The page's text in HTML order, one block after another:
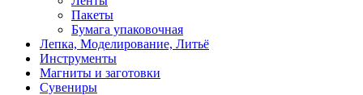
Пакеты
Бумага упаковочная
Лепка, Моделирование, Литьё
Инструменты
Магниты и заготовки
Сувениры